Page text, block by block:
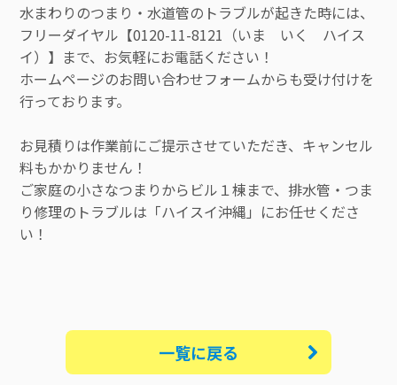
水まわりのつまり・水道管のトラブルが起きた時には、
フリーダイヤル【0120-11-8121（いま いく ハイス
イ）】まで、お気軽にお電話ください！
ホームページのお問い合わせフォームからも受け付けを
行っております。
お見積りは作業前にご提示させていただき、キャンセル
料もかかりません！
ご家庭の小さなつまりからビル１棟まで、排水管・つま
り修理のトラブルは「ハイスイ沖縄」にお任せくださ
い！
一覧に戻る